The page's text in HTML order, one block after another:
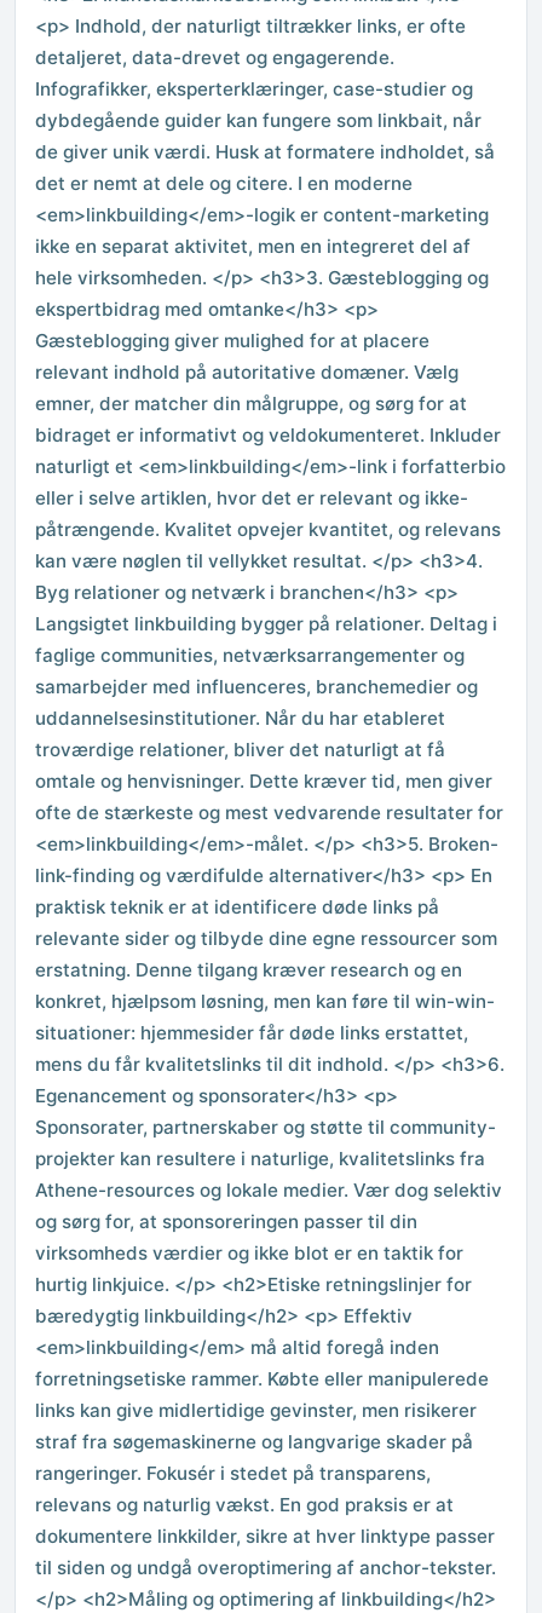
<p> Indhold, der naturligt tiltrækker links, er ofte
detaljeret, data-drevet og engagerende.
Infografikker, eksperterklæringer, case-studier og
dybdegående guider kan fungere som linkbait, når
de giver unik værdi. Husk at formatere indholdet, så
det er nemt at dele og citere. I en moderne
<em>linkbuilding</em>-logik er content-marketing
ikke en separat aktivitet, men en integreret del af
hele virksomheden. </p> <h3>3. Gæsteblogging og
ekspertbidrag med omtanke</h3> <p>
Gæsteblogging giver mulighed for at placere
relevant indhold på autoritative domæner. Vælg
emner, der matcher din målgruppe, og sørg for at
bidraget er informativt og veldokumenteret. Inkluder
naturligt et <em>linkbuilding</em>-link i forfatterbio
eller i selve artiklen, hvor det er relevant og ikke-
påtrængende. Kvalitet opvejer kvantitet, og relevans
kan være nøglen til vellykket resultat. </p> <h3>4.
Byg relationer og netværk i branchen</h3> <p>
Langsigtet linkbuilding bygger på relationer. Deltag i
faglige communities, netværksarrangementer og
samarbejder med influenceres, branchemedier og
uddannelsesinstitutioner. Når du har etableret
troværdige relationer, bliver det naturligt at få
omtale og henvisninger. Dette kræver tid, men giver
ofte de stærkeste og mest vedvarende resultater for
<em>linkbuilding</em>-målet. </p> <h3>5. Broken-
link-finding og værdifulde alternativer</h3> <p> En
praktisk teknik er at identificere døde links på
relevante sider og tilbyde dine egne ressourcer som
erstatning. Denne tilgang kræver research og en
konkret, hjælpsom løsning, men kan føre til win-win-
situationer: hjemmesider får døde links erstattet,
mens du får kvalitetslinks til dit indhold. </p> <h3>6.
Egenancement og sponsorater</h3> <p>
Sponsorater, partnerskaber og støtte til community-
projekter kan resultere i naturlige, kvalitetslinks fra
Athene-resources og lokale medier. Vær dog selektiv
og sørg for, at sponsoreringen passer til din
virksomheds værdier og ikke blot er en taktik for
hurtig linkjuice. </p> <h2>Etiske retningslinjer for
bæredygtig linkbuilding</h2> <p> Effektiv
<em>linkbuilding</em> må altid foregå inden
forretningsetiske rammer. Købte eller manipulerede
links kan give midlertidige gevinster, men risikerer
straf fra søgemaskinerne og langvarige skader på
rangeringer. Fokusér i stedet på transparens,
relevans og naturlig vækst. En god praksis er at
dokumentere linkkilder, sikre at hver linktype passer
til siden og undgå overoptimering af anchor-tekster.
</p> <h2>Måling og optimering af linkbuilding</h2>